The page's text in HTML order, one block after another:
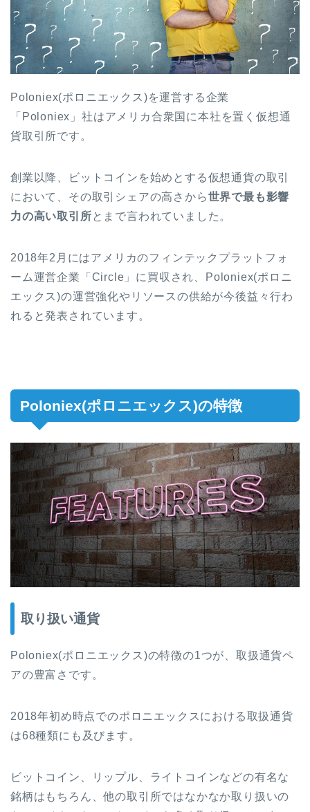
Poloniex(ポロニエックス)を運営する企業
「Poloniex」社はアメリカ合衆国に本社を置く仮想通
貨取引所です。
創業以降、ビットコインを始めとする仮想通貨の取引
において、その取引シェアの高さから世界で最も影響
力の高い取引所 とまで言われていました。
2018年2月にはアメリカのフィンテックプラットフォ
ーム運営企業「Circle」に買収され、Poloniex(ポロニ
エックス)の運営強化やリソースの供給が今後益々行わ
れると発表されています。
Poloniex(ポロニエックス)の特徴
取り扱い通貨
Poloniex(ポロニエックス)の特徴の1つが、取扱通貨ペ
アの豊富さです。
2018年初め時点でのポロニエックスにおける取扱通貨
は68種類にも及びます。
ビットコイン、リップル、ライトコインなどの有名な
銘柄はもちろん、他の取引所ではなかなか取り扱いの